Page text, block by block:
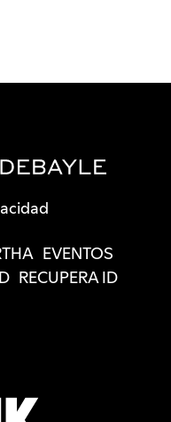
EVENTOS
RECUPERA ID